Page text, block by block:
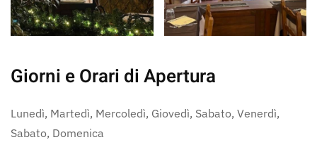
Giorni e Orari di Apertura
Lunedì, Martedì, Mercoledì, Giovedì, Sabato, Venerdì,
Sabato, Domenica